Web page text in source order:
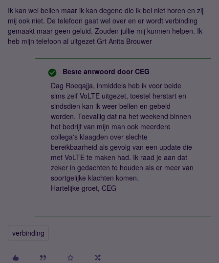
Ik kan wel bellen maar ik kan degene die ik bel niet horen en zij
mij ook niet. De telefoon gaat wel over en er wordt verbinding
gemaakt maar geen geluid. Zouden jullie mij kunnen helpen. Ik
heb mijn telefoon al uitgezet Grt Anita Brouwer
Beste antwoord door CEG
Dag Roeqajja, inmiddels heb ik voor beide
sims zelf VoLTE uitgezet, toestel herstart en
sindsdien kan ik weer bellen en gebeld
worden. Toevallig dat na het weekend binnen
het bedrijf van mijn man ook meerdere
collega's klaagden over slechte
bereikbaarheid als gevolg van een update die
met VoLTE te maken had. Ik raad je aan dat
zeker in gedachten te houden als er meer van
soortgelijke klachten komen.
Hartelijke groet, CEG
verbinding